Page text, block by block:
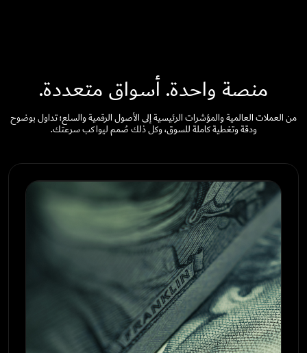
منصة واحدة. أسواق متعددة.
من العملات العالمية والمؤشرات الرئيسية إلى الأصول الرقمية والسلع؛ تداول بوضوح
ودقة وتغطية كاملة للسوق، وكل ذلك صُمم ليواكب سرعتك.